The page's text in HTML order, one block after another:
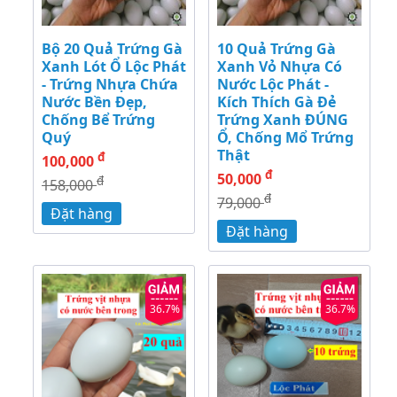
Bộ 20 Quả Trứng Gà
Xanh Lót Ổ Lộc Phát
- Trứng Nhựa Chứa
Nước Bền Đẹp,
Chống Bể Trứng
Quý
100,000 đ
158,000đ
Đặt hàng
10 Quả Trứng Gà
Xanh Vỏ Nhựa Có
Nước Lộc Phát -
Kích Thích Gà Đẻ
Trứng Xanh ĐÚNG
Ổ, Chống Mổ Trứng
Thật
50,000 đ
79,000đ
Đặt hàng
36.7% 36.7%